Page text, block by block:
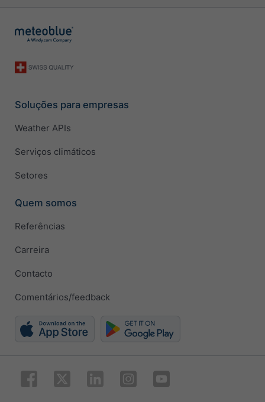
Soluções para empresas
Weather APIs
Serviços climáticos
Setores
Quem somos
Referências
Carreira
Contacto
Comentários/feedback